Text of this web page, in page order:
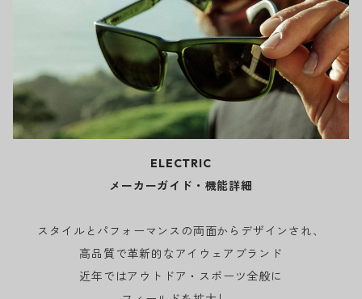
ELECTRIC
メーカーガイド・機能詳細
スタイルとパフォーマンスの両面からデザインされ、
高品質で革新的なアイウェアブランド
近年ではアウトドア・スポーツ全般に